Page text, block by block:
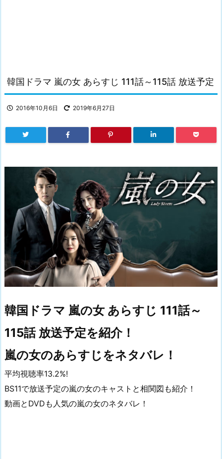
韓国ドラマ 嵐の女 あらすじ 111話～115話 放送予定
2016年10月6日 2019年6月27日
韓国ドラマ 嵐の女 あらすじ 111話～
115話 放送予定を紹介！
嵐の女のあらすじをネタバレ！
平均視聴率13.2%!
BS11で放送予定の嵐の女のキャストと相関図も紹介！
動画とDVDも人気の嵐の女のネタバレ！